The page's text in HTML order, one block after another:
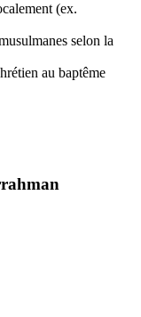
(ex.
selon la
au baptême